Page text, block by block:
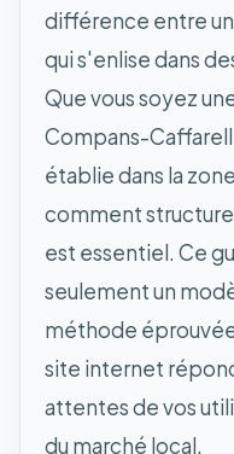
différence entre
qui s'enlise dans
Que vous soyez
Compans-
établie dans la
comment
est essentiel. Ce
seulement un
méthode
site internet
attentes de vos
du marché local.